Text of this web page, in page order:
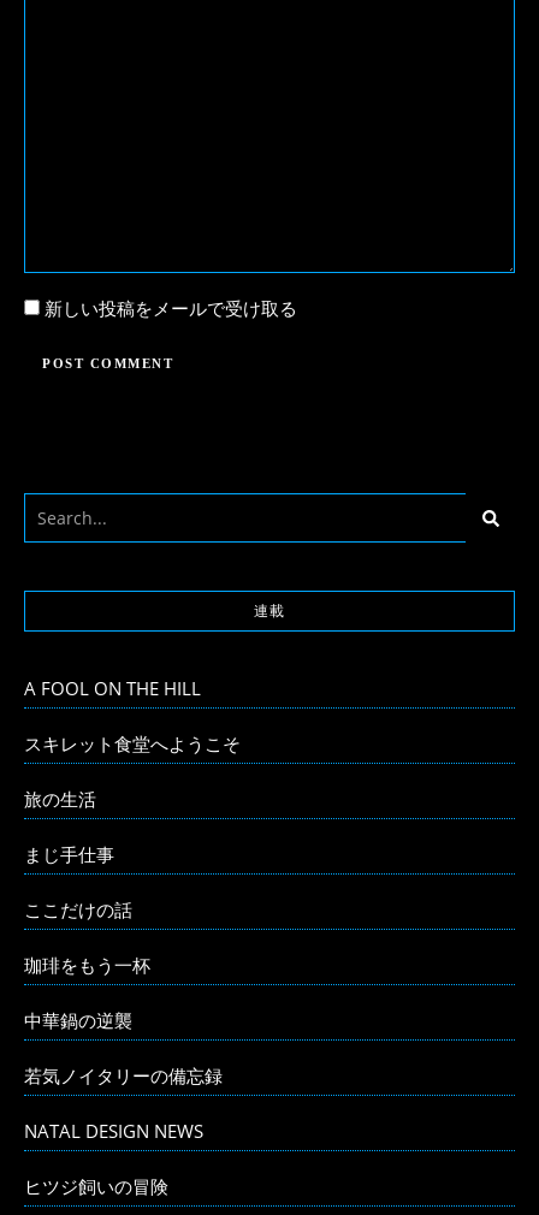
新しい投稿をメールで受け取る
連載
A FOOL ON THE HILL
スキレット食堂へようこそ
旅の生活
まじ手仕事
ここだけの話
珈琲をもう一杯
中華鍋の逆襲
若気ノイタリーの備忘録
NATAL DESIGN NEWS
ヒツジ飼いの冒険